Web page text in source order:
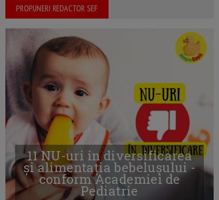
PROPUNERI REDACTOR SEF
11 NU-uri in diversificarea
și alimentația bebelușului -
conform Academiei de
Pediatrie